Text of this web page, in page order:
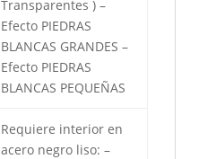
Transparentes ) –
Efecto PIEDRAS
BLANCAS GRANDES –
Efecto PIEDRAS
BLANCAS PEQUEÑAS
Requiere interior en
acero negro liso: –